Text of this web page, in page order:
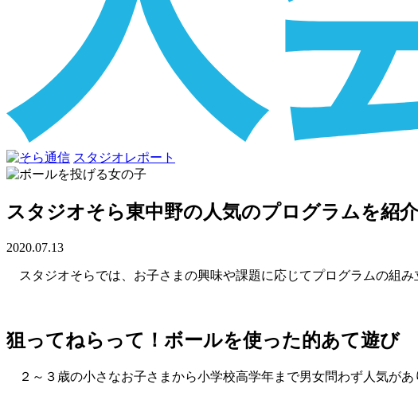
スタジオレポート
スタジオそら東中野の人気のプログラムを紹介
2020.07.13
スタジオそらでは、お子さまの興味や課題に応じてプログラムの組
狙ってねらって！ボールを使った的あて遊び
２～３歳の小さなお子さまから小学校高学年まで男女問わず人気が